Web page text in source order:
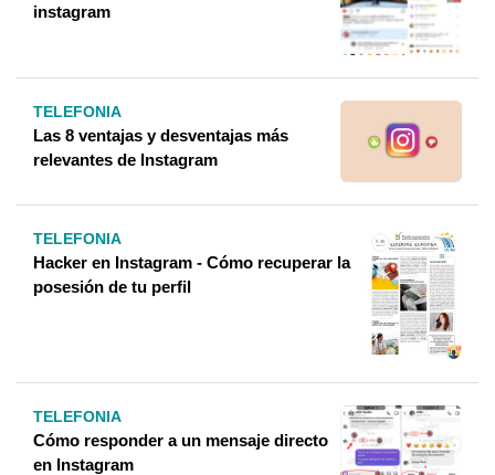
instagram
TELEFONIA
Las 8 ventajas y desventajas más
relevantes de Instagram
TELEFONIA
Hacker en Instagram - Cómo recuperar la
posesión de tu perfil
TELEFONIA
Cómo responder a un mensaje directo
en Instagram